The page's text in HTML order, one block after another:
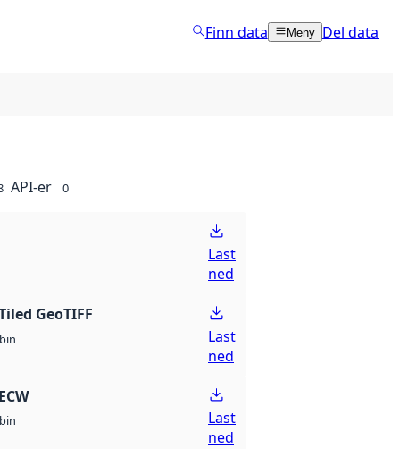
Finn data Meny Del data
API-er 0
Last
ned
GeoTIFF
bin
Last
ned
bin
Last
ned